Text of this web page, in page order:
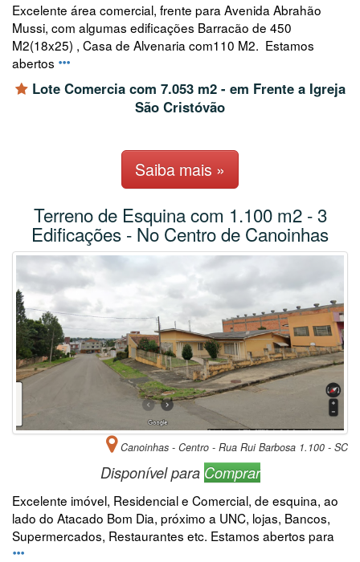
Excelente área comercial, frente para Avenida Abrahão
Mussi, com algumas edificações Barracão de 450
M2(18x25) , Casa de Alvenaria com110 M2. Estamos
abertos
Lote Comercia com 7.053 m2 - em Frente a Igreja
São Cristóvão
Saiba mais »
Terreno de Esquina com 1.100 m2 - 3
Edificações - No Centro de Canoinhas
Canoinhas - Centro - Rua Rui Barbosa 1.100 - SC
Disponível para Comprar
Excelente imóvel, Residencial e Comercial, de esquina, ao
lado do Atacado Bom Dia, próximo a UNC, lojas, Bancos,
Supermercados, Restaurantes etc. Estamos abertos para